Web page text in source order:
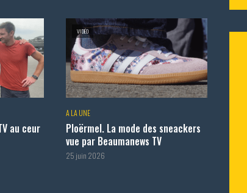
au ceur
VIDÉO
A LA UNE
Ploërmel. La mode des sneackers
vue par Beaumanews TV
25 juin 2026